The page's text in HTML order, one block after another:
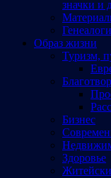
значки и
Образ жизни
Туризм,
Бизнес
Здоровье